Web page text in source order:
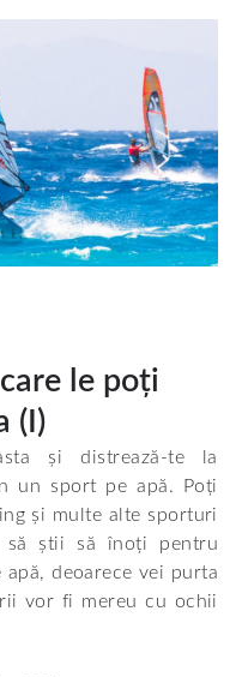
le poți
(I)
și distrează-te la
un sport pe apă. Poți
și multe alte sporturi
să știi să înoți pentru
deoarece vei purta
vor fi mereu cu ochii